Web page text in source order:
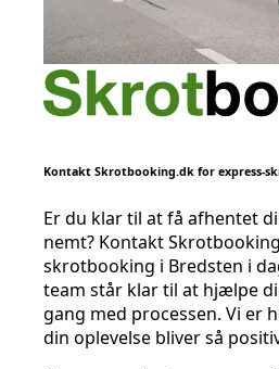
Kontakt Skrotbooking.dk for express-
Er du klar til at få afhentet
nemt? Kontakt
skrotbooking i Bredsten i
team står klar til at hjælpe
gang med processen. Vi er
din oplevelse bliver så